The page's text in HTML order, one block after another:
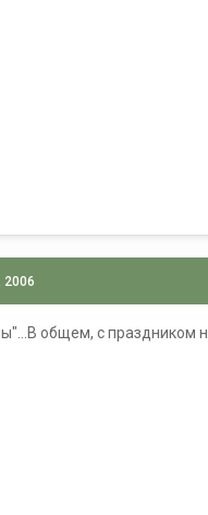
2006
общем, с праздником